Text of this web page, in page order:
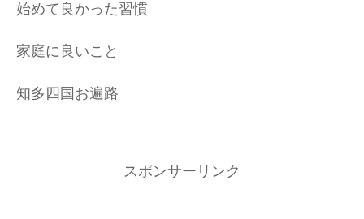
始めて良かった習慣
家庭に良いこと
知多四国お遍路
スポンサーリンク